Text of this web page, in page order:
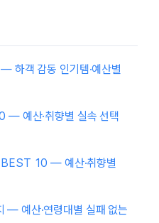
하객 감동 인기템·예산별
— 예산·취향별 실속 선택
BEST 10 — 예산·취향별
— 예산·연령대별 실패 없는